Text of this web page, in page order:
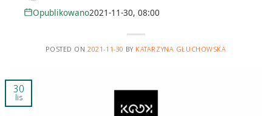
Opublikowano2021-11-30, 08:00
POSTED ON2021-11-30 BY KATARZYNA GŁUCHOWSKA
30
lis